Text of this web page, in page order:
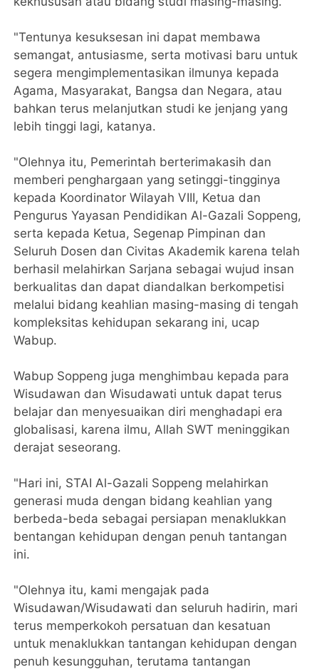
"Tentunya kesuksesan ini dapat membawa
semangat, antusiasme, serta motivasi baru untuk
segera mengimplementasikan ilmunya kepada
Agama, Masyarakat, Bangsa dan Negara, atau
bahkan terus melanjutkan studi ke jenjang yang
lebih tinggi lagi, katanya.
"Olehnya itu, Pemerintah berterimakasih dan
memberi penghargaan yang setinggi-tingginya
kepada Koordinator Wilayah VIII, Ketua dan
Pengurus Yayasan Pendidikan Al-Gazali Soppeng,
serta kepada Ketua, Segenap Pimpinan dan
Seluruh Dosen dan Civitas Akademik karena telah
berhasil melahirkan Sarjana sebagai wujud insan
berkualitas dan dapat diandalkan berkompetisi
melalui bidang keahlian masing-masing di tengah
kompleksitas kehidupan sekarang ini, ucap
Wabup.
Wabup Soppeng juga menghimbau kepada para
Wisudawan dan Wisudawati untuk dapat terus
belajar dan menyesuaikan diri menghadapi era
globalisasi, karena ilmu, Allah SWT meninggikan
derajat seseorang.
"Hari ini, STAI Al-Gazali Soppeng melahirkan
generasi muda dengan bidang keahlian yang
berbeda-beda sebagai persiapan menaklukkan
bentangan kehidupan dengan penuh tantangan
ini.
"Olehnya itu, kami mengajak pada
Wisudawan/Wisudawati dan seluruh hadirin, mari
terus memperkokoh persatuan dan kesatuan
untuk menaklukkan tantangan kehidupan dengan
penuh kesungguhan, terutama tantangan